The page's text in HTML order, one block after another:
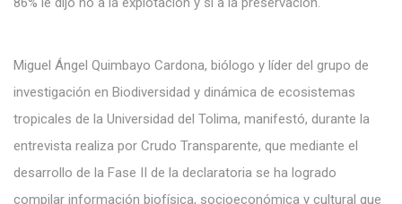
Miguel Ángel Quimbayo Cardona, biólogo y líder del grupo de
investigación en Biodiversidad y dinámica de ecosistemas
tropicales de la Universidad del Tolima, manifestó, durante la
entrevista realiza por Crudo Transparente, que mediante el
desarrollo de la Fase II de la declaratoria se ha logrado
compilar información biofísica, socioeconómica y cultural que